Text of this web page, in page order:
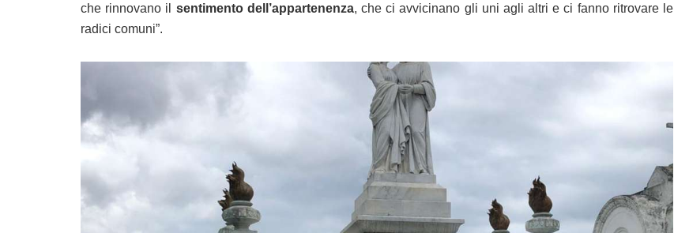
che rinnovano il sentimento dell’appartenenza, che ci avvicinano gli uni agli altri e ci fanno ritrovare le
radici comuni”.